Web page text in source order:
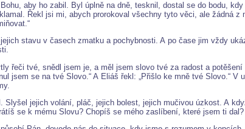
aby ho zabil. Byl úplně na dně, tesknil, dostal se do bodu,
Řekl jsi mi, abych prorokoval všechny tyto věci, ale žádná
stavu v časech zmatku a pochybnosti. A po čase jim vždy
řeči tvé, snědl jsem je, a měl jsem slovo tvé za radost a
jsem se na tvé Slovo.“ A Eliáš řekl: „Přišlo ke mně tvé Slovo.“
Slyšel jejich volání, pláč, jejich bolest, jejich mučivou úzkost. A
se k mému Slovu? Chopíš se mého zaslíbení, které jsem ti